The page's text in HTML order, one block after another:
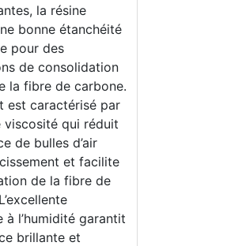
la résine
bonne étanchéité
pour des
de consolidation
la fibre de carbone.
est caractérisé par
viscosité qui réduit
de bulles d’air
et facilite
de la fibre de
à l’humidité garantit
brillante et